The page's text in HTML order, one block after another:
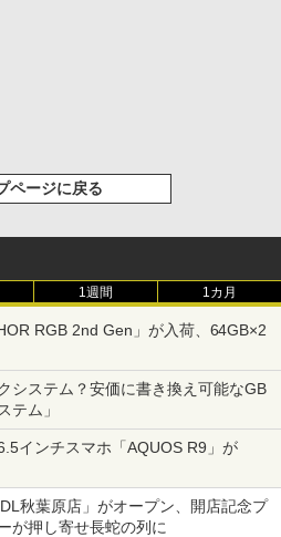
ページに戻る
1週間 1カ月
RGB 2nd Gen」が入荷、64GB×2
システム？安価に書き換え可能なGB
テム」
インチスマホ「AQUOS R9」が
秋葉原店」がオープン、開店記念プ
が押し寄せ長蛇の列に